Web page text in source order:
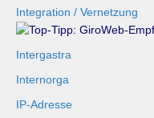
Integration / Vernetzung
Intergastra
Internorga
IP-Adresse